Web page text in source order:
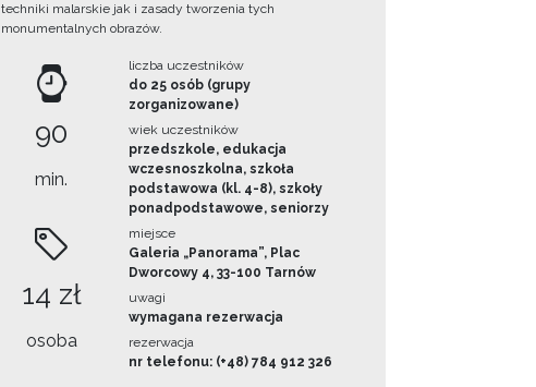
techniki malarskie jak i zasady tworzenia tych
monumentalnych obrazów.
90
min.
14 zł
osoba
liczba uczestników
do 25 osób (grupy
zorganizowane)
wiek uczestników
przedszkole, edukacja
wczesnoszkolna, szkoła
podstawowa (kl. 4-8), szkoły
ponadpodstawowe, seniorzy
miejsce
Galeria „Panorama”, Plac
Dworcowy 4, 33-100 Tarnów
uwagi
wymagana rezerwacja
rezerwacja
nr telefonu: (+48) 784 912 326